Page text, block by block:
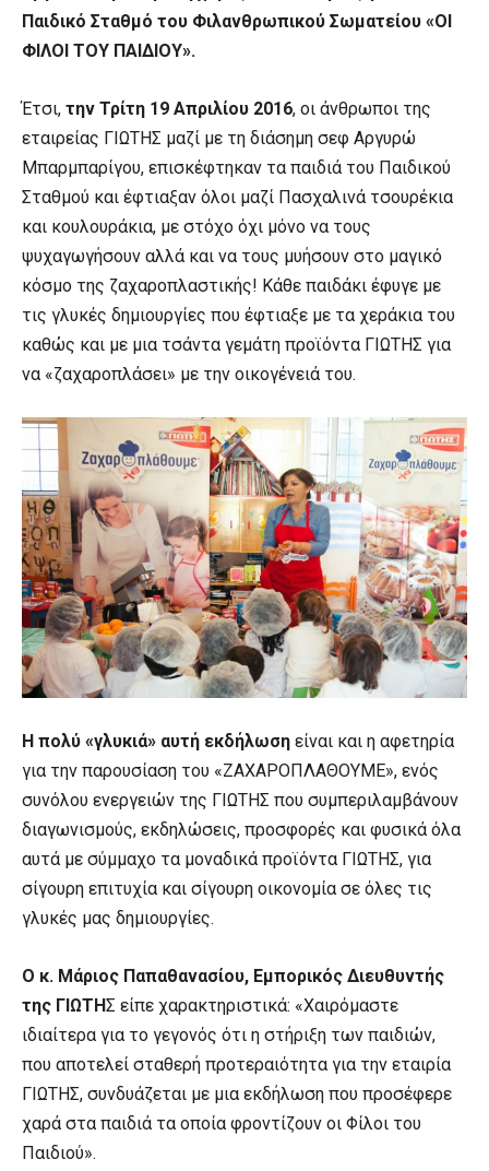
Παιδικό Σταθμό του Φιλανθρωπικού Σωματείου «ΟΙ
ΦΙΛΟΙ ΤΟΥ ΠΑΙΔΙΟΥ».
Έτσι, την Τρίτη 19 Απριλίου 2016, οι άνθρωποι της
εταιρείας ΓΙΩΤΗΣ μαζί με τη διάσημη σεφ Αργυρώ
Μπαρμπαρίγου, επισκέφτηκαν τα παιδιά του Παιδικού
Σταθμού και έφτιαξαν όλοι μαζί Πασχαλινά τσουρέκια
και κουλουράκια, με στόχο όχι μόνο να τους
ψυχαγωγήσουν αλλά και να τους μυήσουν στο μαγικό
κόσμο της ζαχαροπλαστικής! Κάθε παιδάκι έφυγε με
τις γλυκές δημιουργίες που έφτιαξε με τα χεράκια του
καθώς και με μια τσάντα γεμάτη προϊόντα ΓΙΩΤΗΣ για
να «ζαχαροπλάσει» με την οικογένειά του.
Η πολύ «γλυκιά» αυτή εκδήλωση είναι και η αφετηρία
για την παρουσίαση του «ΖΑΧΑΡΟΠΛΑΘΟΥΜΕ», ενός
συνόλου ενεργειών της ΓΙΩΤΗΣ που συμπεριλαμβάνουν
διαγωνισμούς, εκδηλώσεις, προσφορές και φυσικά όλα
αυτά με σύμμαχο τα μοναδικά προϊόντα ΓΙΩΤΗΣ, για
σίγουρη επιτυχία και σίγουρη οικονομία σε όλες τις
γλυκές μας δημιουργίες.
Ο κ. Μάριος Παπαθανασίου, Εμπορικός Διευθυντής
της ΓΙΩΤΗΣ είπε χαρακτηριστικά: «Χαιρόμαστε
ιδιαίτερα για το γεγονός ότι η στήριξη των παιδιών,
που αποτελεί σταθερή προτεραιότητα για την εταιρία
ΓΙΩΤΗΣ, συνδυάζεται με μια εκδήλωση που προσέφερε
χαρά στα παιδιά τα οποία φροντίζουν οι Φίλοι του
Παιδιού».